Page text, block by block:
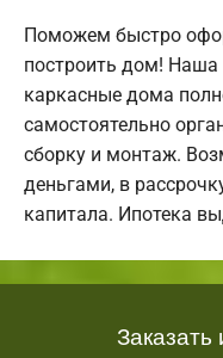
Поможем быстро
построить дом! Наша
каркасные дома
самостоятельно
сборку и монтаж.
деньгами, в
капитала. Ипотека
Заказать